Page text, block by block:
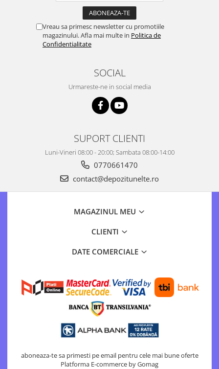
Vreau sa primesc newsletter cu promotiile
magazinului. Afla mai multe in Politica de
Confidentialitate
SOCIAL
Urmareste-ne in social media
SUPORT CLIENTI
Luni-Vineri 08:00 - 20:00; Sambata 08:00-14:00
0770661470
contact@depozitunelte.ro
MAGAZINUL MEU
CLIENTI
DATE COMERCIALE
aboneaza-te sa primesti pe email pentru cele mai bune oferte
Platforma E-commerce by Gomag